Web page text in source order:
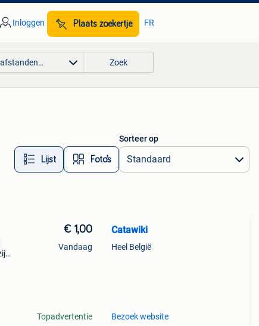
Inloggen Plaats zoekertje FR
Zoek
Lijst Foto’s
Sorteer op
€ 1,00
Vandaag
Topadvertentie
Catawiki
Heel België
Bezoek website